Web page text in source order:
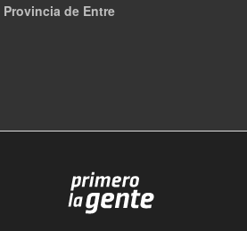
Provincia de Entre